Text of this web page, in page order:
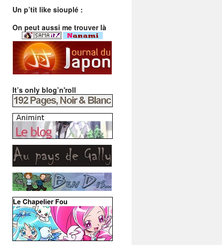
Un p’tit like siouplé :
On peut aussi me trouver là
It’s only blog’n'roll